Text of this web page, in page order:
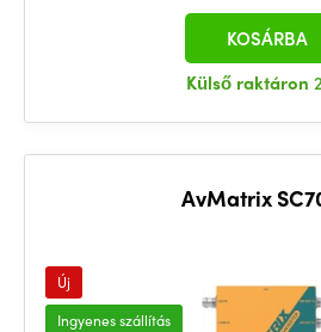
Külső raktáron
KOSÁRBA
AvMatrix
Új
Ingyenes szállítás